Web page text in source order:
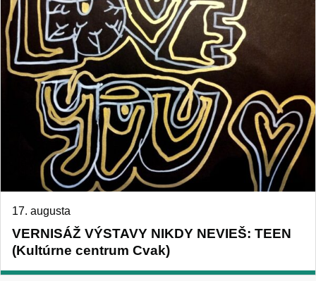
VERNISÁŽ VÝSTAVY NIKDY NEVIEŠ: TEEN
(Kultúrne centrum Cvak)
17. augusta